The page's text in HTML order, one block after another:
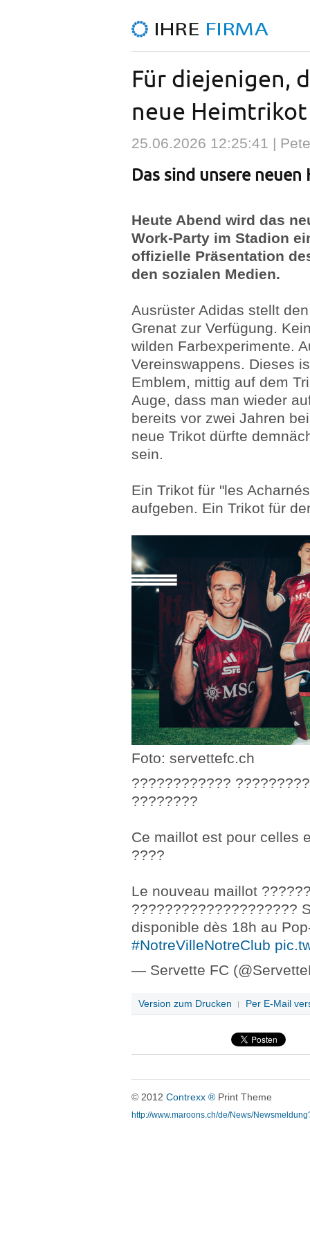
Für diejenigen,
neue Heimtrikot
25.06.2026 12:25:41 |
Das sind unsere
Heute Abend wird das
Work-Party im Stadion
offizielle Präsentation
den sozialen Medien.
Ausrüster Adidas stellt
Grenat zur Verfügung.
wilden Farbexperimente.
Vereinswappens. Dieses
Emblem, mittig auf dem
Auge, dass man wieder
bereits vor zwei Jahren
neue Trikot dürfte
sein.
Ein Trikot für "les
aufgeben. Ein Trikot für
Foto: servettefc.ch
????????????
????????
Ce maillot est pour celles
????
Le nouveau maillot
????????????????????
disponible dès 18h au
#NotreVilleNotreClub
— Servette FC
Version zum Drucken Per E-Mail
© 2012 Contrexx ® Print Theme
http://www.maroons.ch/de/News/